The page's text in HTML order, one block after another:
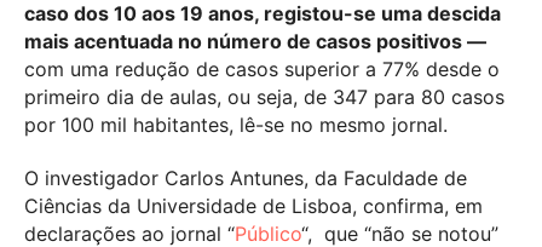
caso dos 10 aos 19 anos, registou-se uma descida
mais acentuada no número de casos positivos —
com uma redução de casos superior a 77% desde o
primeiro dia de aulas, ou seja, de 347 para 80 casos
por 100 mil habitantes, lê-se no mesmo jornal.
O investigador Carlos Antunes, da Faculdade de
Ciências da Universidade de Lisboa, confirma, em
declarações ao jornal “Público“, que “não se notou”